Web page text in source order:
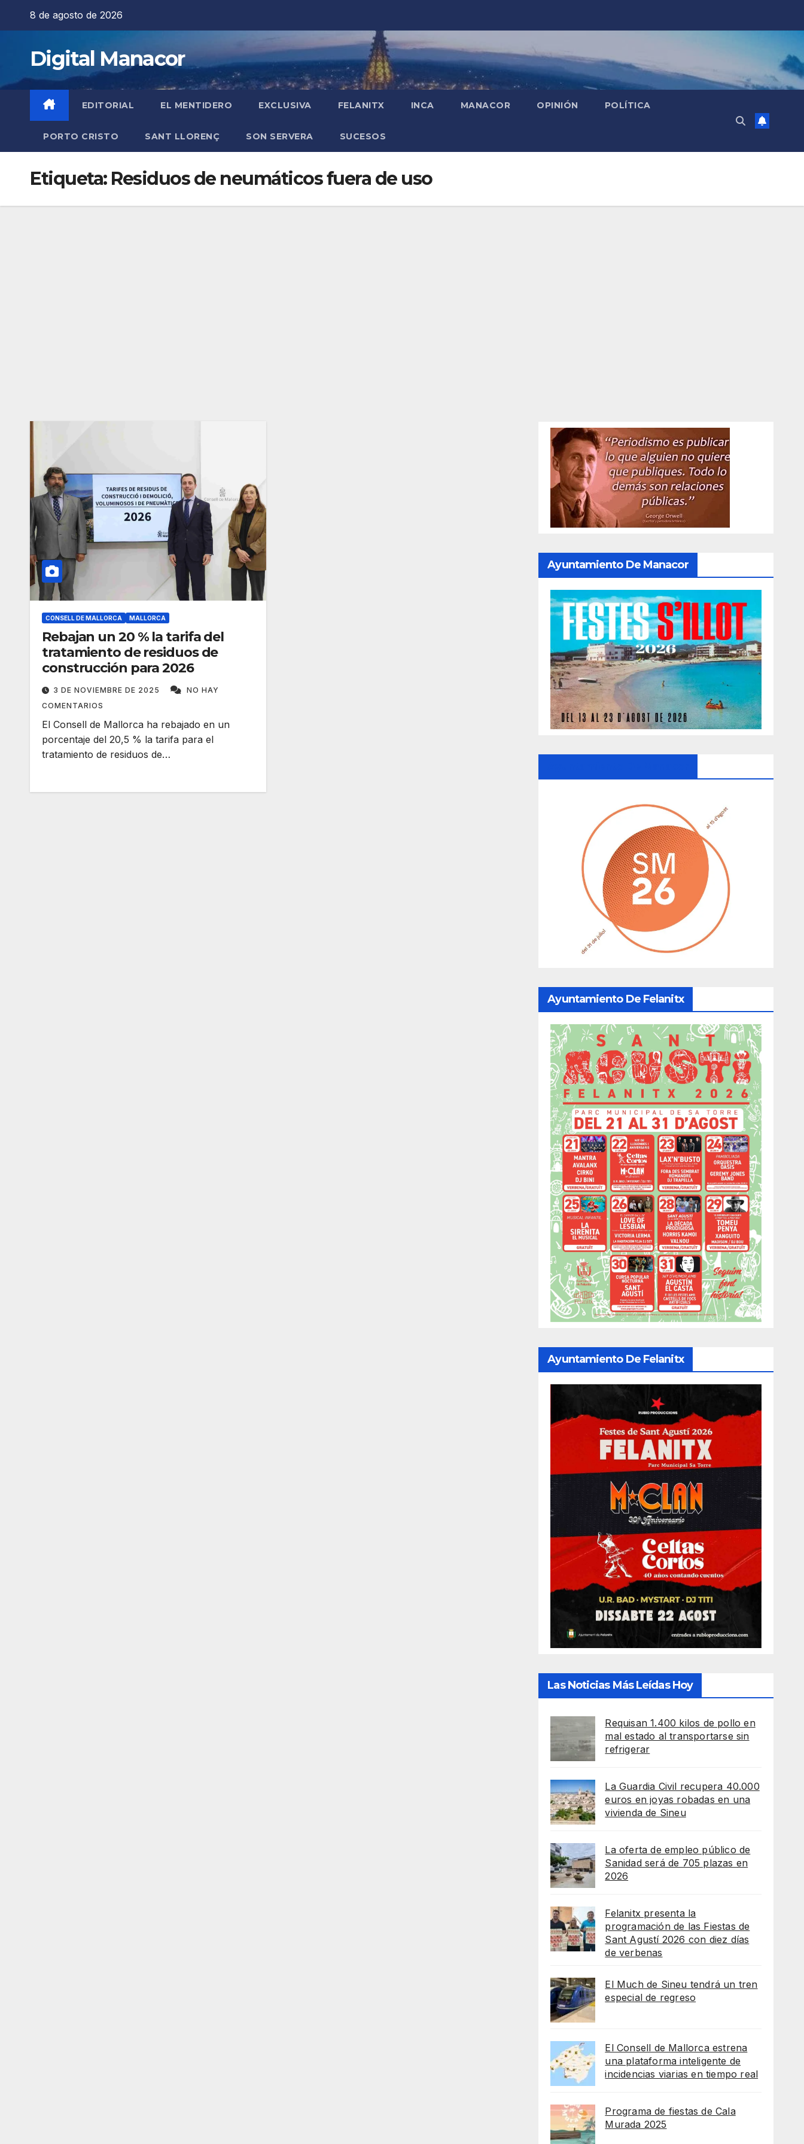
8 de agosto de 2026
Digital Manacor
EDITORIAL EL MENTIDERO EXCLUSIVA FELANITX INCA MANACOR OPINIÓN POLÍTICA
PORTO CRISTO SANT LLORENÇ SON SERVERA SUCESOS
Etiqueta: Residuos de neumáticos fuera de uso
CONSELL DE MALLORCA MALLORCA
Rebajan un 20 % la tarifa del
tratamiento de residuos de
construcción para 2026
3 DE NOVIEMBRE DE 2025
NO HAY
COMENTARIOS
El Consell de Mallorca ha rebajado en un
porcentaje del 20,5 % la tarifa para el
tratamiento de residuos de…
Ayuntamiento De Manacor
Ayuntamiento De Felanitx
Ayuntamiento De Felanitx
Las Noticias Más Leídas Hoy
Requisan 1.400 kilos de pollo en
mal estado al transportarse sin
refrigerar
La Guardia Civil recupera 40.000
euros en joyas robadas en una
vivienda de Sineu
La oferta de empleo público de
Sanidad será de 705 plazas en
2026
Felanitx presenta la
programación de las Fiestas de
Sant Agustí 2026 con diez días
de verbenas
El Much de Sineu tendrá un tren
especial de regreso
El Consell de Mallorca estrena
una plataforma inteligente de
incidencias viarias en tiempo real
Programa de fiestas de Cala
Murada 2025